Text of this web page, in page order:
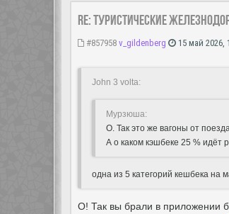
Re: Туристические
#857958 v_gildenberg 15 май 2026,
John 3 volta:
Мурзюша:
О. Так это же вагоны от
А о каком кэшбеке 25 % идёт
одна из 5 категорий кешбека на
О! Так вы брали в приложении